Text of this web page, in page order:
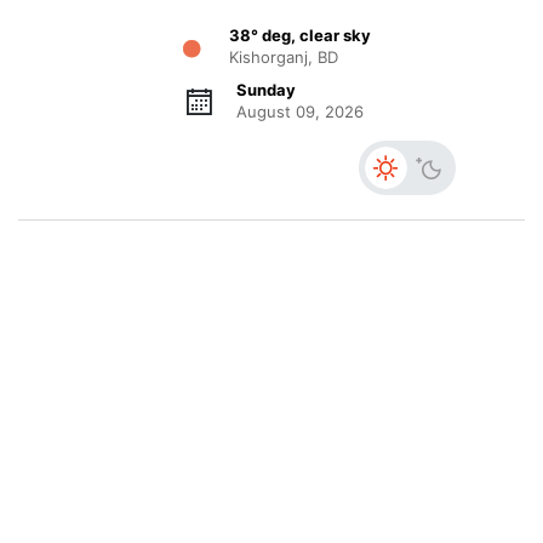
38° deg, clear sky
Kishorganj, BD
Sunday
August 09, 2026